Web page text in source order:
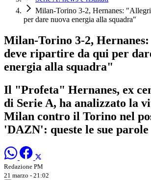
Milan-Torino 3-2, Hernanes:
per dare nuova energia alla squadra"
Milan-Torino 3-2,
deve ripartire da qui per
energia alla squadra"
Il "Profeta" Hernanes, ex
di Serie A, ha analizzato la
Milan contro il Torino nel
'DAZN': queste le sue parole
Redazione PM
21 marzo - 21:02